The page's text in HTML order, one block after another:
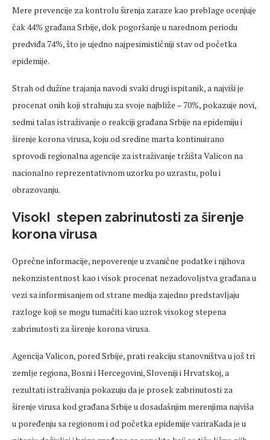
Mere prevencije za kontrolu širenja zaraze kao preblage ocenjuje
čak 44% građana Srbije, dok pogoršanje u narednom periodu
predviđa 74%, što je ujedno najpesimističniji stav od početka
epidemije.
Strah od dužine trajanja navodi svaki drugi ispitanik, a najviši je
procenat onih koji strahuju za svoje najbliže – 70%, pokazuje novi,
sedmi talas istraživanje o reakciji građana Srbije na epidemiju i
širenje korona virusa, koju od sredine marta kontinuirano
sprovodi regionalna agencije za istraživanje tržišta Valicon na
nacionalno reprezentativnom uzorku po uzrastu, polu i
obrazovanju.
VisokI stepen zabrinutosti za širenje
korona virusa
Oprečne informacije, nepoverenje u zvanične podatke i njihova
nekonzistentnost kao i visok procenat nezadovoljstva građana u
vezi sa informisanjem od strane medija zajedno predstavljaju
razloge koji se mogu tumačiti kao uzrok visokog stepena
zabrinutosti za širenje korona virusa.
Agencija Valicon, pored Srbije, prati reakciju stanovništva u još tri
zemlje regiona, Bosni i Hercegovini, Sloveniji i Hrvatskoj, a
rezultati istraživanja pokazuju da je prosek zabrinutosti za
širenje virusa kod građana Srbije u dosadašnjim merenjima najviša
u poređenju sa regionom i od početka epidemije variraKada je u